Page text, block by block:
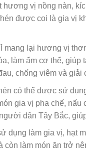
hương vị nồng nàn,
được coi là gia vị
mang lại hương vị
làm ấm cơ thể,
chống viêm và giải
có thể được sử
gia vị pha chế,
dân Tây Bắc,
dụng làm gia vị, hạt
còn làm món ăn trở